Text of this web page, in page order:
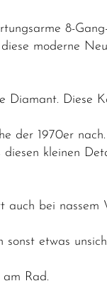
8-
moderne
Diamant. Diese
der 1970er nach.
kleinen
auch bei nassem
etwas
Rad.